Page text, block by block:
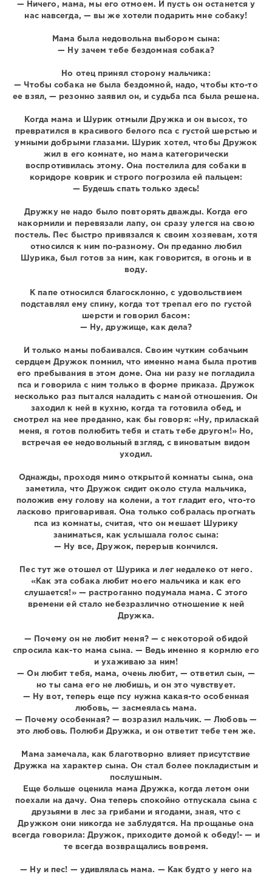
— Ничего, мама, мы его отмоем. И пусть он останется у
нас навсегда, — вы же хотели подарить мне собаку!
Мама была недовольна выбором сына:
— Ну зачем тебе бездомная собака?
Но отец принял сторону мальчика:
— Чтобы собака не была бездомной, надо, чтобы кто-то
ее взял, — резонно заявил он, и судьба пса была решена.
Когда мама и Шурик отмыли Дружка и он высох, то
превратился в красивого белого пса с густой шерстью и
умными добрыми глазами. Шурик хотел, чтобы Дружок
жил в его комнате, но мама категорически
воспротивилась этому. Она постелила для собаки в
коридоре коврик и строго погрозила ей пальцем:
— Будешь спать только здесь!
Дружку не надо было повторять дважды. Когда его
накормили и перевязали лапу, он сразу улегся на свою
постель. Пес быстро привязался к своим хозяевам, хотя
относился к ним по-разному. Он преданно любил
Шурика, был готов за ним, как говорится, в огонь и в
воду.
К папе относился благосклонно, с удовольствием
подставлял ему спину, когда тот трепал его по густой
шерсти и говорил басом:
— Ну, дружище, как дела?
И только мамы побаивался. Своим чутким собачьим
сердцем Дружок помнил, что именно мама была против
его пребывания в этом доме. Она ни разу не погладила
пса и говорила с ним только в форме приказа. Дружок
несколько раз пытался наладить с мамой отношения. Он
заходил к ней в кухню, когда та готовила обед, и
смотрел на нее преданно, как бы говоря: «Ну, приласкай
меня, я готов полюбить тебя и стать тебе другом!» Но,
встречая ее недовольный взгляд, с виноватым видом
уходил.
Однажды, проходя мимо открытой комнаты сына, она
заметила, что Дружок сидит около стула мальчика,
положив ему голову на колени, а тот гладит его, что-то
ласково приговаривая. Она только собралась прогнать
пса из комнаты, считая, что он мешает Шурику
заниматься, как услышала голос сына:
— Ну все, Дружок, перерыв кончился.
Пес тут же отошел от Шурика и лег недалеко от него.
«Как эта собака любит моего мальчика и как его
слушается!» — растроганно подумала мама. С этого
времени ей стало небезразлично отношение к ней
Дружка.
— Почему он не любит меня? — с некоторой обидой
спросила как-то мама сына. — Ведь именно я кормлю его
и ухаживаю за ним!
— Он любит тебя, мама, очень любит, — ответил сын, —
но ты сама его не любишь, и он это чувствует.
— Ну вот, теперь еще псу нужна какая-то особенная
любовь, — засмеялась мама.
— Почему особенная? — возразил мальчик. — Любовь —
это любовь. Полюби Дружка, и он ответит тебе тем же.
Мама замечала, как благотворно влияет присутствие
Дружка на характер сына. Он стал более покладистым и
послушным.
Еще больше оценила мама Дружка, когда летом они
поехали на дачу. Она теперь спокойно отпускала сына с
друзьями в лес за грибами и ягодами, зная, что с
Дружком они никогда не заблудятся. На прощанье она
всегда говорила: Дружок, приходите домой к обеду!- — и
те всегда возвращались вовремя.
— Ну и пес! — удивлялась мама. — Как будто у него на